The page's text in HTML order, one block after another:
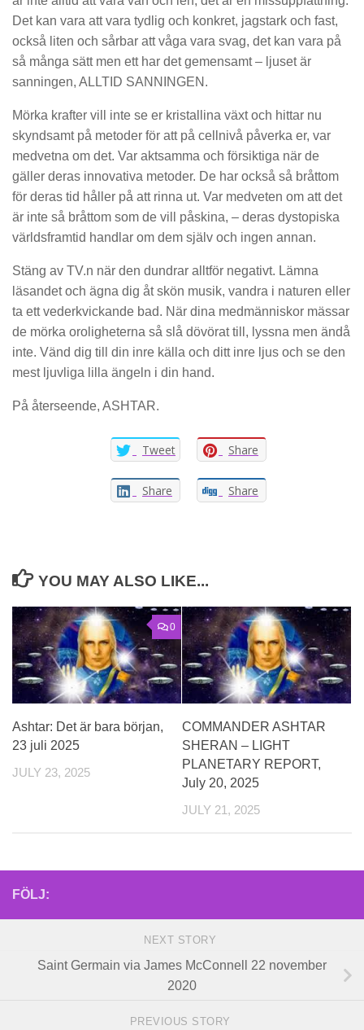
Det kan vara att vara tydlig och konkret, jagstark och fast,
också liten och sårbar att våga vara svag, det kan vara på
så många sätt men ett har det gemensamt – ljuset är
sanningen, ALLTID SANNINGEN.
Mörka krafter vill inte se er kristallina växt och hittar nu
skyndsamt på metoder för att på cellnivå påverka er, var
medvetna om det. Var aktsamma och försiktiga när de
gäller deras innovativa metoder. De har också så bråttom
för deras tid håller på att rinna ut. Var medveten om att det
är inte så bråttom som de vill påskina, – deras dystopiska
världsframtid handlar om dem själv och ingen annan.
Stäng av TV.n när den dundrar alltför negativt. Lämna
läsandet och ägna dig åt skön musik, vandra i naturen eller
ta ett vederkvickande bad. När dina medmänniskor mässar
de mörka oroligheterna så slå dövörat till, lyssna men ändå
inte. Vänd dig till din inre källa och ditt inre ljus och se den
mest ljuvliga lilla ängeln i din hand.
På återseende, ASHTAR.
Tweet Share
Share Share
YOU MAY ALSO LIKE...
0
Ashtar: Det är bara början,
23 juli 2025
JULY 23, 2025
COMMANDER ASHTAR
SHERAN – LIGHT
PLANETARY REPORT,
July 20, 2025
JULY 21, 2025
FÖLJ:
NEXT STORY
Saint Germain via James McConnell 22 november
2020
PREVIOUS STORY